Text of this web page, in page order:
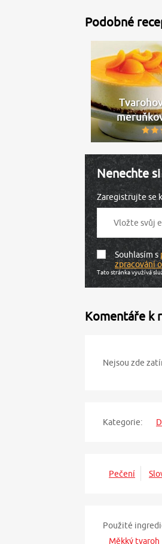
Podobné
Nenechte
Zaregistrujte se
Souhlasím s
zpracování
Tato stránka využívá
Komentáře k
Nejsou zde
Kategorie:
Pečení
Použité
Měkký tvaroh